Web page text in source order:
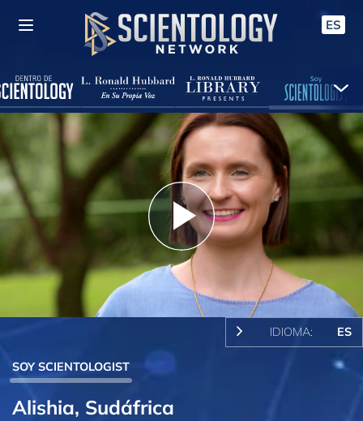
ES
Play
Video
IDIOMA: ES
SOY SCIENTOLOGIST
Alishia, Sudáfrica